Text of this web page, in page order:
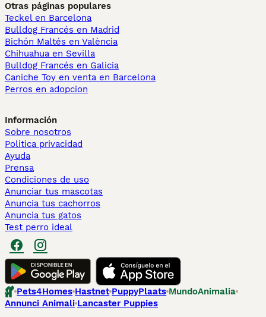
Otras páginas populares
Teckel en Barcelona
Bulldog Francés en Madrid
Bichón Maltés en València
Chihuahua en Sevilla
Bulldog Francés en Galicia
Caniche Toy en venta en Barcelona
Perros en adopcion
Información
Sobre nosotros
Politica privacidad
Ayuda
Prensa
Condiciones de uso
Anunciar tus mascotas
Anuncia tus cachorros
Anuncia tus gatos
Test perro ideal
Pets4Homes Hastnet PuppyPlaats MundoAnimalia
Annunci Animali Lancaster Puppies